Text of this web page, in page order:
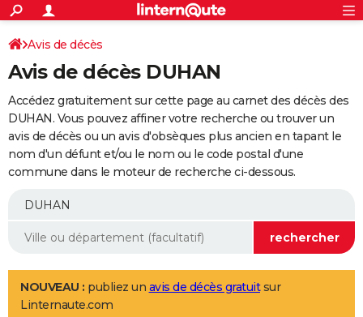
ACTUALITÉS
Politique
Société
Faits Divers
Education
Monde
Villes
+
SPORT
Coupe du monde 2026
Football
Tennis
Cyclisme
Rugby
Forum
Programme TV
TNT
Streaming
Cinéma
Sorties cinéma
Musique
+
FINANCE
Retraite
Epargne
Immobilier
Risques naturels par ville
Banque
Assurance
AUTO
Essais
Réserver un essai
Citadines
Berlines
SUV
Forum auto
+
Mobiles
Meilleur smartphone
Internet
Ordinateurs
Jeux vidéo
Guide high-tech
Aménagement intérieur
LIFESTYLE
Art de vivre
Bien-être
Loisirs
Mode
Modes de vie
Avis de décès
Avis de décès DUHAN
Accédez gratuitement sur cette page au carnet des décès des
DUHAN. Vous pouvez affiner votre recherche ou trouver un
avis de décès ou un avis d'obsèques plus ancien en tapant le
nom d'un défunt et/ou le nom ou le code postal d'une
commune dans le moteur de recherche ci-dessous.
NOUVEAU : publiez un avis de décès gratuitsur
Linternaute.com